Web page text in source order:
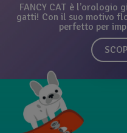
FANCY CAT è l’orologio
gatti! Con il suo motivo
perfetto per